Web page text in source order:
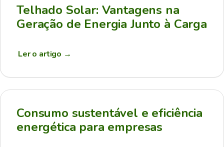
Telhado Solar: Vantagens na
Geração de Energia Junto à Carga
Ler o artigo →
Consumo sustentável e eficiência
energética para empresas